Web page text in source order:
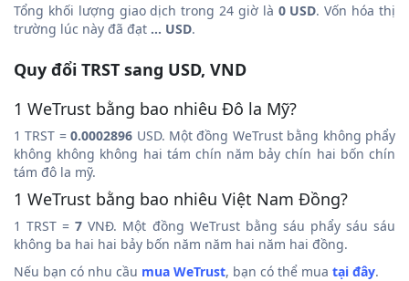
Tổng khối lượng giao dịch trong 24 giờ là 0 USD. Vốn hóa thị
trường lúc này đã đạt ... USD.
Quy đổi TRST sang USD, VND
1 WeTrust bằng bao nhiêu Đô la Mỹ?
1 TRST =0.0002896 USD. Một đồng WeTrust bằng không phẩy
không không không hai tám chín năm bảy chín hai bốn chín
tám đô la mỹ.
1 WeTrust bằng bao nhiêu Việt Nam Đồng?
1 TRST =7 VNĐ. Một đồng WeTrust bằng sáu phẩy sáu sáu
không ba hai hai bảy bốn năm năm hai năm hai đồng.
Nếu bạn có nhu cầu mua WeTrust, bạn có thể mua tại đây.